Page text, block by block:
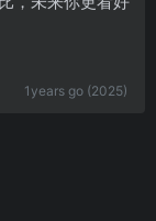
1years go (2025)